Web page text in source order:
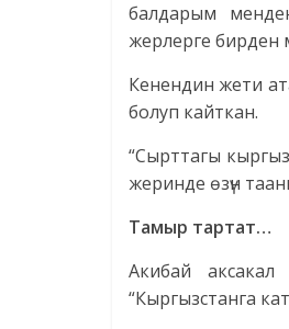
балдарым
жерлерге бирден
Кенендин жети
болуп кайткан.
“Сырттагы
жеринде өзүн
Тамыр тартат…
Акибай аксакал
“Кыргызстанга